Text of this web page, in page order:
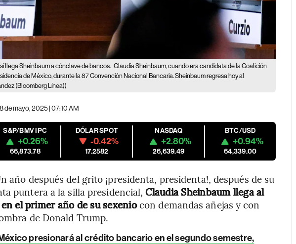
llega Sheinbaum a cónclave de bancos. Claudia Sheinbaum, cuando era candidata de la Coalición
de México, durante la 87 Convención Nacional Bancaria. Sheinbaum regresa hoy al
(Bloomberg Línea))
de mayo, 2025 | 07:10 AM
S&P/BMV IPC
+0.26%
66,873.78
DÓLAR SPOT
-0.42%
17.2582
NASDAQ
+2.80%
26,639.49
BTC/USD
+0.94%
64,339.00
después del grito ¡presidenta, presidenta!, después de su
puntera a la silla presidencial,Claudia Sheinbaum llega al
el primer año de su sexeniocon demandas añejas y con
de Donald Trump.
presionará al crédito bancario en el segundo semestre,